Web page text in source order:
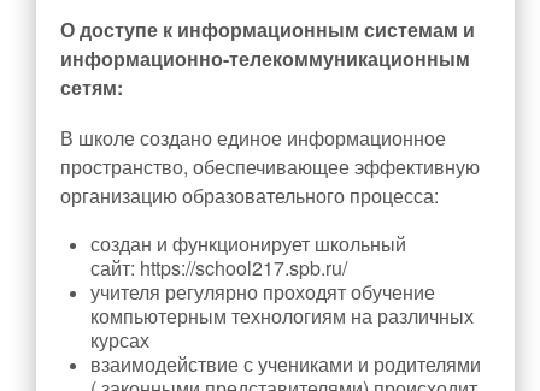
О доступе к информационным системам и
информационно-телекоммуникационным
сетям:
В школе создано единое информационное
пространство, обеспечивающее эффективную
организацию образовательного процесса:
создан и функционирует школьный
сайт: https://school217.spb.ru/
учителя регулярно проходят обучение
компьютерным технологиям на различных
курсах
взаимодействие с учениками и родителями